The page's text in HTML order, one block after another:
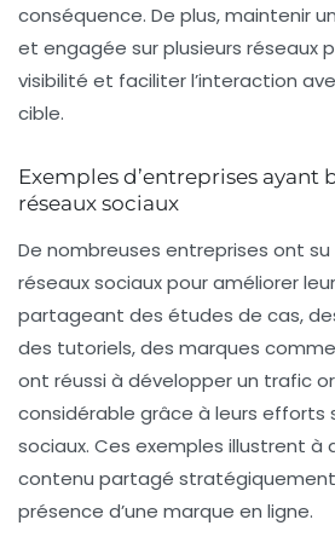
conséquence. De plus, maintenir
et engagée sur plusieurs réseaux
visibilité et faciliter l’interaction
cible.
Exemples d’entreprises ayant
réseaux sociaux
De nombreuses entreprises ont
réseaux sociaux pour améliorer
partageant des études de cas,
des tutoriels, des marques
ont réussi à développer un trafic
considérable grâce à leurs efforts
sociaux. Ces exemples illustrent à
contenu partagé
présence d’une marque en ligne.